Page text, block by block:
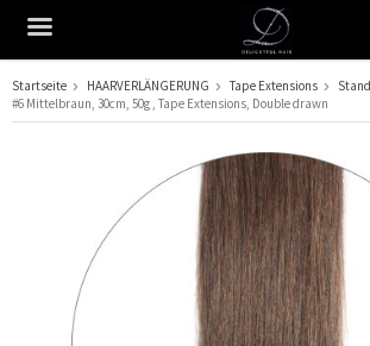
Das Produkt wurde in Ihren Warenkorb
Startseite HAARVERLÄNGERUNG Tape Extensions
#6 Mittelbraun, 30cm, 50g , Tape Extensions, Double drawn